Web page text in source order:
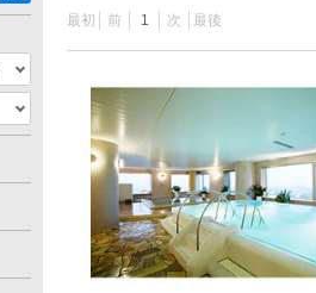
最初 前 1 次 最後